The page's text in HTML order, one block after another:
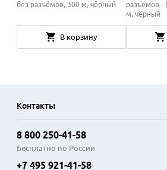
без разъёмов, 300 м, чёрный
В корзину
разъёмов -
м, чёрный
Контакты
8 800 250-41-58
Бесплатно по России
+7 495 921-41-58